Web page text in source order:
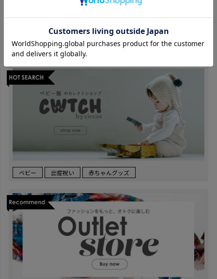
ジュニア服 中学生 140cm以上 170cm
ベビー 出産祝い 赤ちゃんグッズ